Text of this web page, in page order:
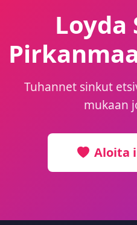
Loyda
Tuhannet sinkut
mukaan
Aloita